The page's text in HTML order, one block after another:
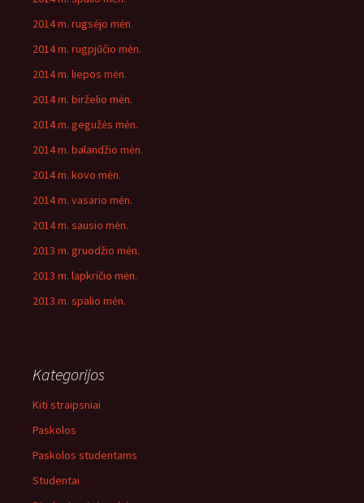
2014 m. rugsėjo mėn.
2014 m. rugpjūčio mėn.
2014 m. liepos mėn.
2014 m. birželio mėn.
2014 m. gegužės mėn.
2014 m. balandžio mėn.
2014 m. kovo mėn.
2014 m. vasario mėn.
2014 m. sausio mėn.
2013 m. gruodžio mėn.
2013 m. lapkričio mėn.
2013 m. spalio mėn.
Kategorijos
Kiti straipsniai
Paskolos
Paskolos studentams
Studentai